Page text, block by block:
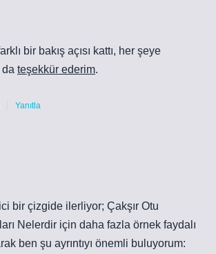
bir bakış açısı kattı, her şeye
da teşekkür ederim.
Yanıtla
bir çizgide ilerliyor; Çakşır Otu
Nelerdir için daha fazla örnek faydalı
ben şu ayrıntıyı önemli buluyorum: